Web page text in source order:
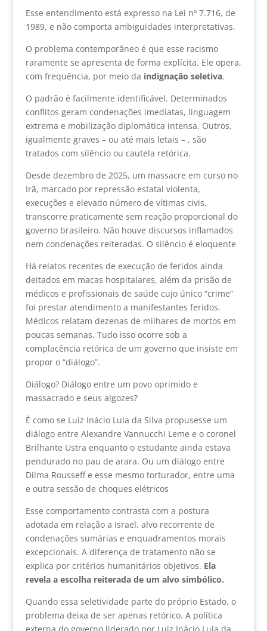
Esse entendimento está expresso na Lei nº 7.716, de
1989, e não comporta ambiguidades interpretativas.
O problema contemporâneo é que esse racismo
raramente se apresenta de forma explícita. Ele opera,
com frequência, por meio da indignação seletiva.
O padrão é facilmente identificável. Determinados
conflitos geram condenações imediatas, linguagem
extrema e mobilização diplomática intensa. Outros,
igualmente graves – ou até mais letais – , são
tratados com silêncio ou cautela retórica.
Desde dezembro de 2025, um massacre em curso no
Irã, marcado por repressão estatal violenta,
execuções e elevado número de vítimas civis,
transcorre praticamente sem reação proporcional do
governo brasileiro. Não houve discursos inflamados
nem condenações reiteradas. O silêncio é eloquente
Há relatos recentes de execução de feridos ainda
deitados em macas hospitalares, além da prisão de
médicos e profissionais de saúde cujo único “crime”
foi prestar atendimento a manifestantes feridos.
Médicos relatam dezenas de milhares de mortos em
poucas semanas. Tudo isso ocorre sob a
complacência retórica de um governo que insiste em
propor o “diálogo”.
Diálogo? Diálogo entre um povo oprimido e
massacrado e seus algozes?
É como se Luiz Inácio Lula da Silva propusesse um
diálogo entre Alexandre Vannucchi Leme e o coronel
Brilhante Ustra enquanto o estudante ainda estava
pendurado no pau de arara. Ou um diálogo entre
Dilma Rousseff e esse mesmo torturador, entre uma
e outra sessão de choques elétricos
Esse comportamento contrasta com a postura
adotada em relação a Israel, alvo recorrente de
condenações sumárias e enquadramentos morais
excepcionais. A diferença de tratamento não se
explica por critérios humanitários objetivos. Ela
revela a escolha reiterada de um alvo simbólico.
Quando essa seletividade parte do próprio Estado, o
problema deixa de ser apenas retórico. A política
externa do governo liderado por Luiz Inácio Lula da